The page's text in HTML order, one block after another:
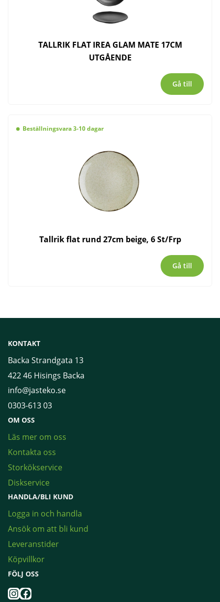
TALLRIK FLAT IREA GLAM MATE 17CM
UTGÅENDE
Gå till
Beställningsvara 3-10 dagar
Tallrik flat rund 27cm beige, 6 St/Frp
Gå till
KONTAKT
Backa Strandgata 13
422 46 Hisings Backa
info@jasteko.se
0303-613 03
OM OSS
Läs mer om oss
Kontakta oss
Storkökservice
Diskservice
HANDLA/BLI KUND
Logga in och handla
Ansök om att bli kund
Leveranstider
Köpvillkor
FÖLJ OSS